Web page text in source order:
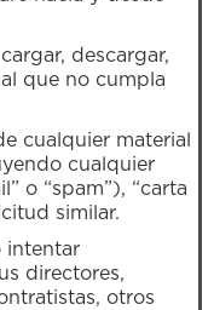
descargar,
que no cumpla
cualquier material
cualquier
o “spam”), “carta
similar.
intentar
directores,
otros